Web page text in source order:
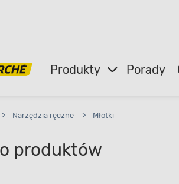
Produkty Porady
> Narzędzia ręczne > Młotki
produktów